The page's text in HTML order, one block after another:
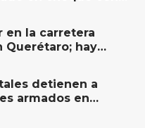
San Juan del Río
en la carretera
Querétaro; hay
detienen a
armados en